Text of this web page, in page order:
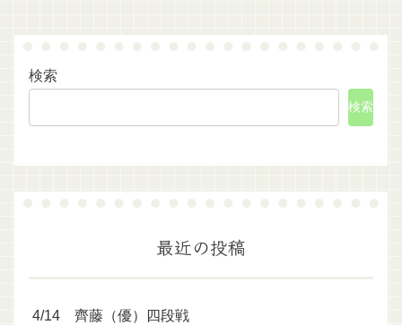
検索
検索
最近の投稿
4/14 齊藤（優）四段戦